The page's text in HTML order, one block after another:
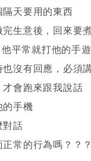
隔天要用的東西
生意後，回來要
平常就打他的手
也沒有回應，必須
會跑來跟我說話
的手機
對話
常的行為嗎？？？